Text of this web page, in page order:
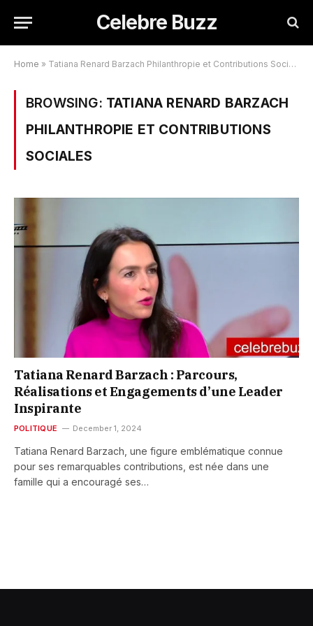
Celebre Buzz
Home » Tatiana Renard Barzach Philanthropie et Contributions Sociales
BROWSING: TATIANA RENARD BARZACH
PHILANTHROPIE ET CONTRIBUTIONS
SOCIALES
Tatiana Renard Barzach : Parcours,
Réalisations et Engagements d’une Leader
Inspirante
POLITIQUE December 1, 2024
Tatiana Renard Barzach, une figure emblématique connue
pour ses remarquables contributions, est née dans une
famille qui a encouragé ses…